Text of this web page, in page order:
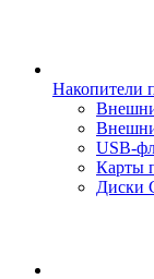
Накопители
USB-
Карты
Диски